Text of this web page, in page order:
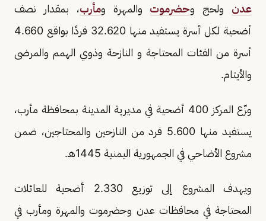
عدن ولحج وحضرموت والمهرة ومأرب، بمقدار نصف
أضحية لكل أسرة يستفيد منها 32.620 فردًا بواقع 4.660
أسرة من الفئات المحتاجة و النازحة وذوي الهمم والمرضى
والأيتام.
وزّع المركز 400 أضحية في مديرية المدينة بمحافظة مأرب،
يستفيد منها 5.600 فرد من النازحين والمحتاجين، ضمن
مشروع الأضاحي في الجمهورية اليمنية 1445هـ.
ويهدف المشروع إلى توزيع 2.330 أضحية للعائلات
المحتاجة في محافظات عدن وحضرموت والمهرة ومأرب في